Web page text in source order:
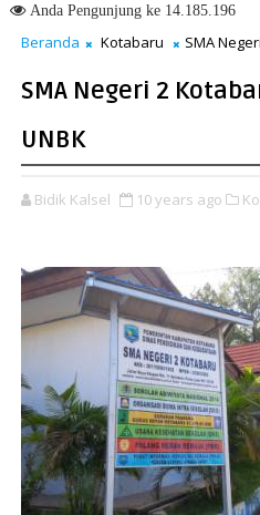
AndaPengunjung ke 14.185.196
Beranda Kotabaru SMA
SMA Negeri 2
UNBK
Bidik Kalsel 10 years ago